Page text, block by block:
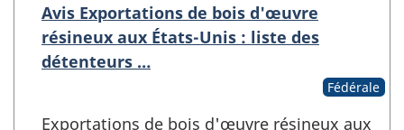
Avis Exportations de bois d'œuvre
résineux aux États-Unis : liste des
détenteurs …
Fédérale
Exportations de bois d'œuvre résineux aux